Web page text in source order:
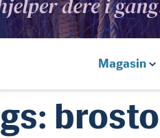
Magasin